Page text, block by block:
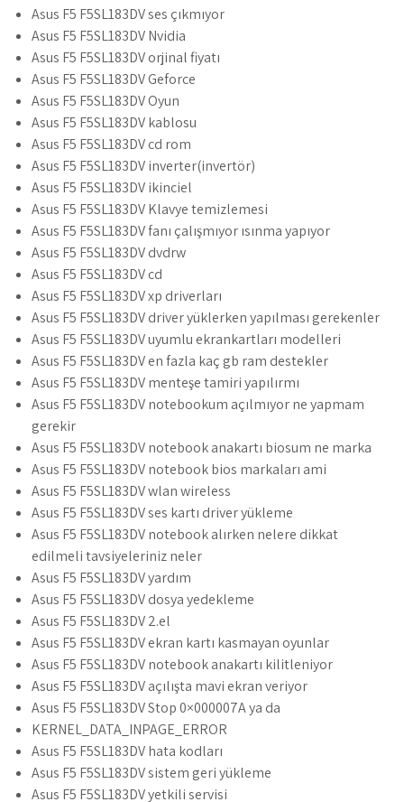
Asus F5 F5SL183DV ses çıkmıyor
Asus F5 F5SL183DV Nvidia
Asus F5 F5SL183DV orjinal fiyatı
Asus F5 F5SL183DV Geforce
Asus F5 F5SL183DV Oyun
Asus F5 F5SL183DV kablosu
Asus F5 F5SL183DV cd rom
Asus F5 F5SL183DV inverter(invertör)
Asus F5 F5SL183DV ikinciel
Asus F5 F5SL183DV Klavye temizlemesi
Asus F5 F5SL183DV fanı çalışmıyor ısınma yapıyor
Asus F5 F5SL183DV dvdrw
Asus F5 F5SL183DV cd
Asus F5 F5SL183DV xp driverları
Asus F5 F5SL183DV driver yüklerken yapılması gerekenler
Asus F5 F5SL183DV uyumlu ekrankartları modelleri
Asus F5 F5SL183DV en fazla kaç gb ram destekler
Asus F5 F5SL183DV menteşe tamiri yapılırmı
Asus F5 F5SL183DV notebookum açılmıyor ne yapmam
gerekir
Asus F5 F5SL183DV notebook anakartı biosum ne marka
Asus F5 F5SL183DV notebook bios markaları ami
Asus F5 F5SL183DV wlan wireless
Asus F5 F5SL183DV ses kartı driver yükleme
Asus F5 F5SL183DV notebook alırken nelere dikkat
edilmeli tavsiyeleriniz neler
Asus F5 F5SL183DV yardım
Asus F5 F5SL183DV dosya yedekleme
Asus F5 F5SL183DV 2.el
Asus F5 F5SL183DV ekran kartı kasmayan oyunlar
Asus F5 F5SL183DV notebook anakartı kilitleniyor
Asus F5 F5SL183DV açılışta mavi ekran veriyor
Asus F5 F5SL183DV Stop 0×000007A ya da
KERNEL_DATA_INPAGE_ERROR
Asus F5 F5SL183DV hata kodları
Asus F5 F5SL183DV sistem geri yükleme
Asus F5 F5SL183DV yetkili servisi